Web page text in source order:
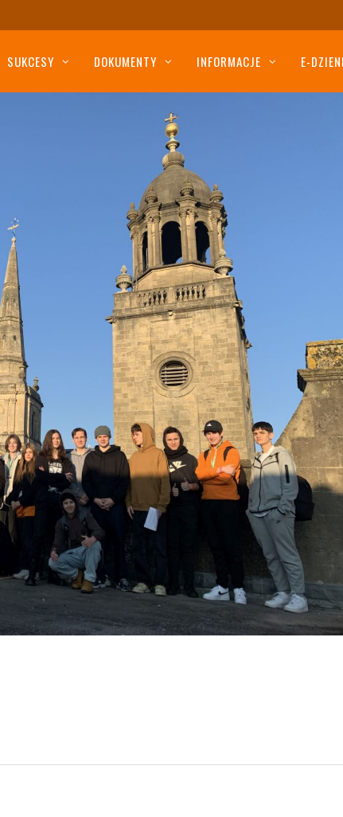
SUKCESY DOKUMENTY INFORMACJE E-